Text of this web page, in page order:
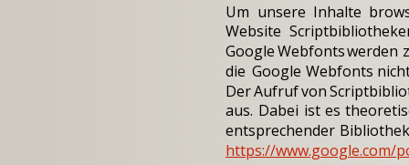
Um unsere Inhalte
Website
GoogleWebfontswerden
die Google Webfonts
DerAufrufvon
aus. Dabei ist es
entsprechender
https://www.google.com/